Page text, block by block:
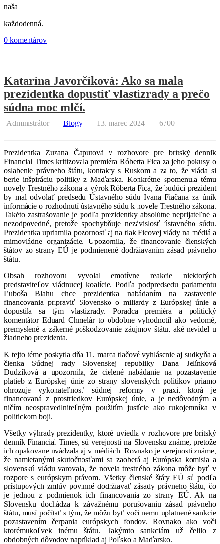
naša
každodenná.
0 komentárov
Katarína Javorčíková: Ako sa mala
prezidentka dopustiť vlastizrady a prečo
súdna moc mlčí.
Administrátor Blogy 13. marec 2024 6700
Prezidentka Zuzana Čaputová v rozhovore pre britský denník
Financial Times kritizovala premiéra Róberta Fica za jeho pokusy o
oslabenie právneho štátu, kontakty s Ruskom a za to, že vláda si
berie inšpiráciu politiky z Maďarska. Konkrétne spomenula tému
novely Trestného zákona a výrok Róberta Fica, že budúci prezident
by mal odvolať predsedu Ústavného súdu Ivana Fiačana za únik
informácie o rozhodnutí ústavného súdu k novele Trestného zákona.
Takéto zastrašovanie je podľa prezidentky absolútne neprijateľné a
nezodpovedné, pretože spochybňuje nezávislosť ústavného súdu.
Prezidentka upriamila pozornosť aj na tlak Ficovej vlády na médiá a
mimovládne organizácie. Upozornila, že financovanie členských
štátov zo strany EÚ je podmienené dodržiavaním zásad právneho
štátu.
Obsah rozhovoru vyvolal emotívne reakcie niektorých
predstaviteľov vládnucej koalície. Podľa podpredsedu parlamentu
Ľuboša Blahu chce prezidentka nabádaním na zastavenie
financovania pripraviť Slovensko o miliardy z Európskej únie a
dopustila sa tým vlastizrady. Poradca premiéra a politický
komentátor Eduard Chmelár to obdobne vyhodnotil ako vedomé,
premyslené a zákerné poškodzovanie záujmov štátu, aké nevidel u
žiadneho prezidenta.
K tejto téme poskytla dňa 11. marca tlačové vyhlásenie aj sudkyňa a
členka Súdnej rady Slovenskej republiky Dana Jelínková
Dudzíková a upozornila, že cielené nabádanie na pozastavenie
platieb z Európskej únie zo strany slovenských politikov priamo
ohrozuje vykonateľnosť súdnej reformy v praxi, ktorá je
financovaná z prostriedkov Európskej únie, a je nedôvodným a
ničím neospravedlniteľným použitím justície ako rukojemníka v
politickom boji.
Všetky výhrady prezidentky, ktoré uviedla v rozhovore pre britský
denník Financial Times, sú verejnosti na Slovensku známe, pretože
ich opakovane uvádzala aj v médiách. Rovnako je verejnosti známe,
že namietanými skutočnosťami sa zaoberá aj Európska komisia a
slovenskú vládu varovala, že novela trestného zákona môže byť v
rozpore s európskym právom. Všetky členské štáty EÚ sú podľa
prístupových zmlúv povinné dodržiavať zásady právneho štátu, čo
je jednou z podmienok ich financovania zo strany EÚ. Ak na
Slovensku dochádza k závažnému porušovaniu zásad právneho
štátu, musí počítať s tým, že môžu byť voči nemu uplatnené sankcie
pozastavením čerpania európskych fondov. Rovnako ako voči
ktorémukoľvek inému štátu. Takýmto sankciám už čelilo z
obdobných dôvodov napríklad aj Poľsko a Maďarsko.